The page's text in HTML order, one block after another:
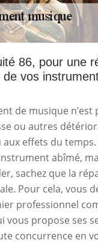
86, pour une
vos
de musique n’est
ou autres
effets du temps.
abîmé,
sachez que la
Pour cela, vous
professionnel
vous propose ses
concurrence en